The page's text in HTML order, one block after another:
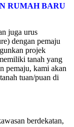
RUMAH BARU
juga urus
dengan pemaju
projek
tanah yang
pemaju, kami akan
tuan/puan di
berdekatan,